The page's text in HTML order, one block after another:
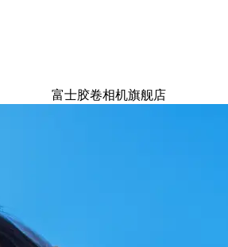
富士胶卷相机旗舰店